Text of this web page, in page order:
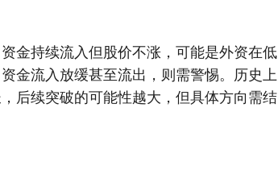
金持续流入但股价不涨，可能是外资在低
金流入放缓甚至流出，则需警惕。历史上
后续突破的可能性越大，但具体方向需结